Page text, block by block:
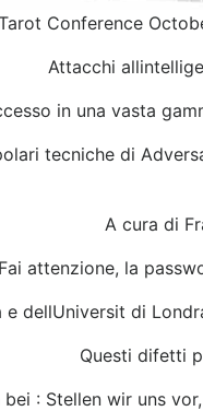
Conference
Attacchi
in una vasta
tecniche di
A cura di
Fai attenzione, la
dellUniversit di
Questi difetti
: Stellen wir uns